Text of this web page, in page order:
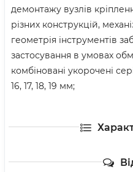
демонтажу вузлів
різних конструкцій,
геометрія інструментів
застосування в умовах
комбіновані укорочені
16, 17, 18, 19 мм;